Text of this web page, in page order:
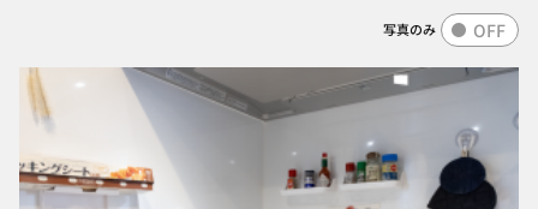
写真のみ OFF